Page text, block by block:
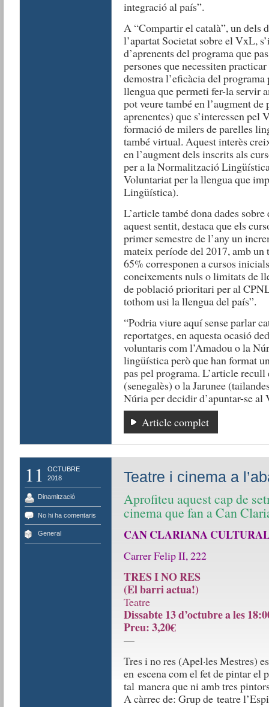
integració al país”.
A “Compartir el català”, un dels
l’apartat Societat sobre el VxL,
d’aprenents del programa que
persones que necessiten
demostra l’eficàcia del
llengua que permeti fer-la servir
pot veure també en l’augment
aprenentes) que s’interessen
formació de milers de parelles
també virtual. Aquest interès
en l’augment dels inscrits als
per a la Normalització
Voluntariat per la llengua que
Lingüística).
L’article també dona dades
aquest sentit, destaca que els
primer semestre de l’any un
mateix període del 2017, amb un
65% corresponen a cursos
coneixements nuls o limitats de
de població prioritari per al
tothom usi la llengua del país”.
“Podria viure aquí sense parlar
reportatges, en aquesta ocasió
voluntaris com l’Amadou o la
lingüística però que han format
pas pel programa. L’article
(senegalès) o la Jarunee
Núria per decidir d’apuntar-se
Article complet
11
OCTUBRE
2018
Dinamització
No hi ha comentaris
General
Teatre i cinema a
Aprofiteu aquest cap de
cinema que fan a Can
CAN CLARIANA
Carrer Felip II, 222
TRES I NO RES
(El barri actua!)
Teatre
Dissabte 13 d’octubre a les
Preu: 3,20€
—
Tres i no res (Apel·les Mestres)
en escena com el fet de pintar el
tal manera que ni amb tres
A càrrec de: Grup de teatre